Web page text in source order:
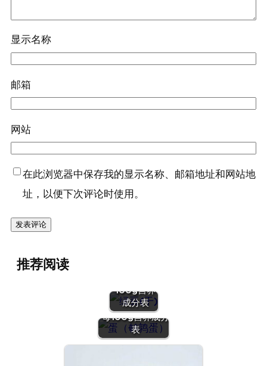
显示名称
邮箱
网站
在此浏览器中保存我的显示名称、邮箱地址和网站地
址，以便下次评论时使用。
推荐阅读
100g营养
成分表
『蛋（鹌鹑
蛋）』营养价值 |
每100g营养成分
表